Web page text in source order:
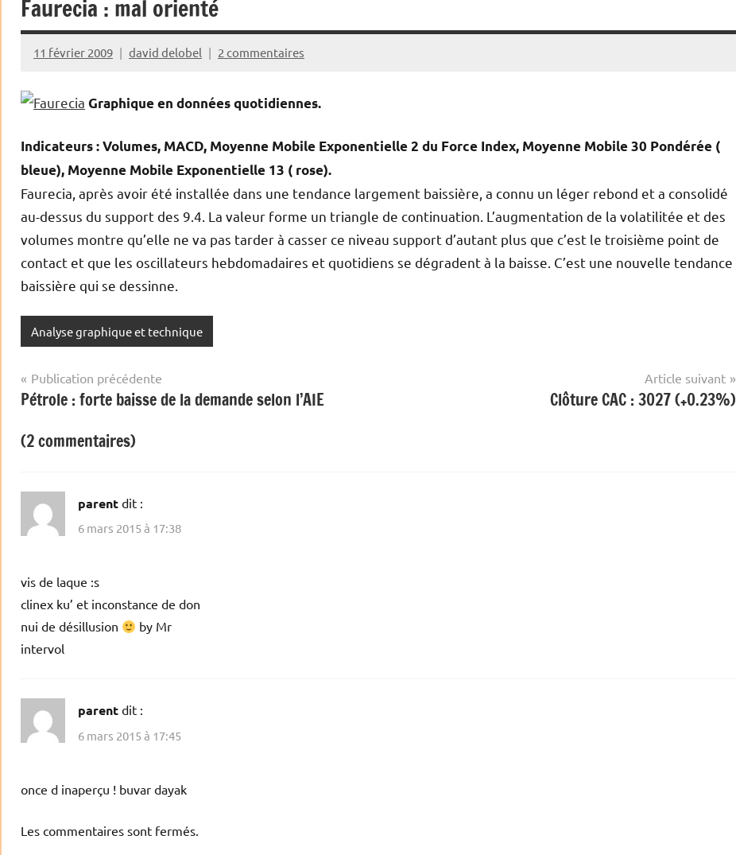
Faurecia : mal orienté
11 février 2009 david delobel 2 commentaires
Graphique en données quotidiennes.
Indicateurs : Volumes, MACD, Moyenne Mobile Exponentielle 2 du Force Index, Moyenne Mobile 30 Pondérée (
bleue), Moyenne Mobile Exponentielle 13 ( rose).
Faurecia, après avoir été installée dans une tendance largement baissière, a connu un léger rebond et a consolidé
au-dessus du support des 9.4. La valeur forme un triangle de continuation. L’augmentation de la volatilitée et des
volumes montre qu’elle ne va pas tarder à casser ce niveau support d’autant plus que c’est le troisième point de
contact et que les oscillateurs hebdomadaires et quotidiens se dégradent à la baisse. C’est une nouvelle tendance
baissière qui se dessinne.
Analyse graphique et technique
Navigation
de
l’article
Publication précédente
Pétrole : forte baisse de la demande selon l’AIE
Article suivant
Clôture CAC : 3027 (+0.23%)
(2 commentaires)
parent dit :
6 mars 2015 à 17:38
vis de laque :s
clinex ku’ et inconstance de don
nui de désillusion
by Mr
intervol
parent dit :
6 mars 2015 à 17:45
once d inaperçu ! buvar dayak
Les commentaires sont fermés.